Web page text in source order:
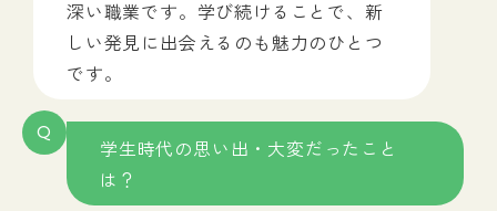
深い職業です。学び続けることで、新
しい発見に出会えるのも魅力のひとつ
です。
学生時代の思い出・大変だったこと
は？
Q